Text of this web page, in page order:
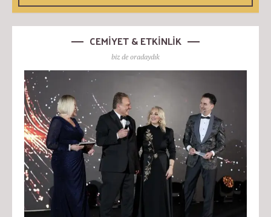
CEMİYET & ETKİNLİK
biz de oradaydık